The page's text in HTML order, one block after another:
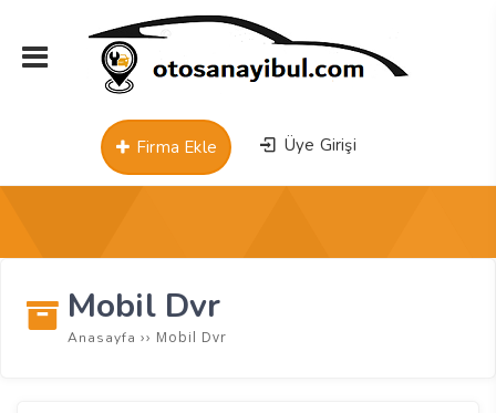
Üye Girişi
Firma Ekle
Mobil Dvr
Anasayfa ›› Mobil Dvr